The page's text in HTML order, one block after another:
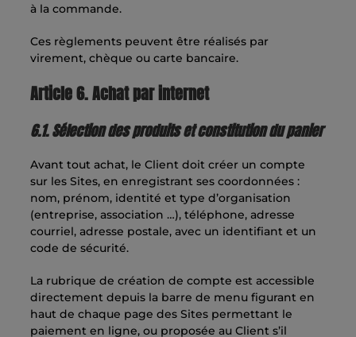
à la commande.
Ces règlements peuvent être réalisés par
virement, chèque ou carte bancaire.
Article 6. Achat par internet
6.1. Sélection des produits et constitution du panier
Avant tout achat, le Client doit créer un compte
sur les Sites, en enregistrant ses coordonnées :
nom, prénom, identité et type d’organisation
(entreprise, association …), téléphone, adresse
courriel, adresse postale, avec un identifiant et un
code de sécurité.
La rubrique de création de compte est accessible
directement depuis la barre de menu figurant en
haut de chaque page des Sites permettant le
paiement en ligne, ou proposée au Client s’il